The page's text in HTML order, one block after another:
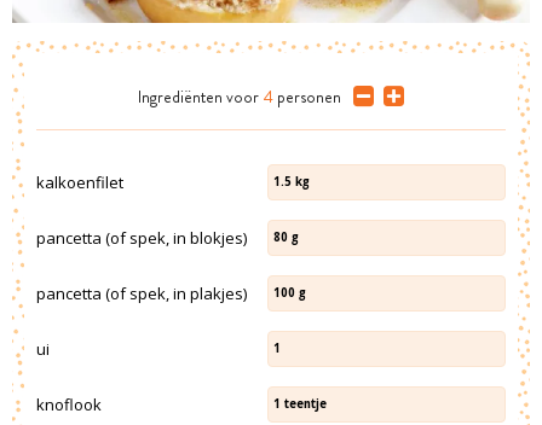
Ingrediënten voor 4 personen
kalkoenfilet 1.5 kg
pancetta (of spek, in blokjes) 80 g
pancetta (of spek, in plakjes) 100 g
ui 1
knoflook 1 teentje